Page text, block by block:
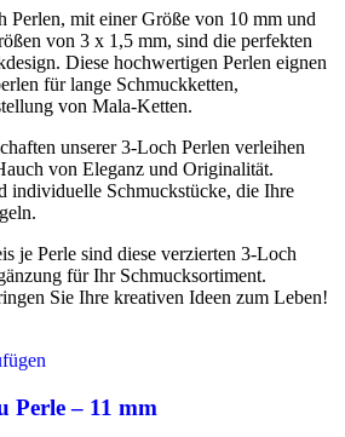
Perlen, mit einer Größe von 10 mm und
von 3 x 1,5 mm, sind die perfekten
Diese hochwertigen Perlen eignen
für lange Schmuckketten,
von Mala-Ketten.
unserer 3-Loch Perlen verleihen
von Eleganz und Originalität.
individuelle Schmuckstücke, die Ihre
je Perle sind diese verzierten 3-Loch
für Ihr Schmucksortiment.
Sie Ihre kreativen Ideen zum Leben!
Perle – 11 mm